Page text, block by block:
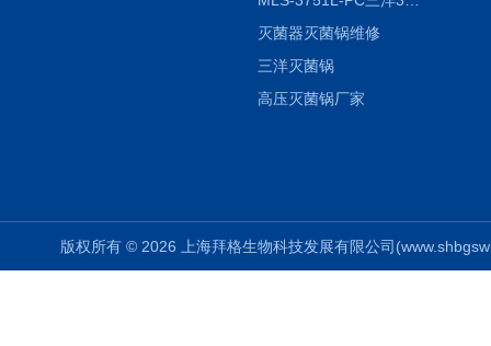
灭菌器灭菌锅维修
三洋灭菌锅
高压灭菌锅厂家
版权所有 © 2026 上海拜格生物科技发展有限公司